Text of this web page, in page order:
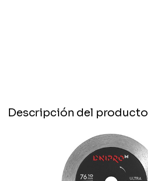
Descripción del producto